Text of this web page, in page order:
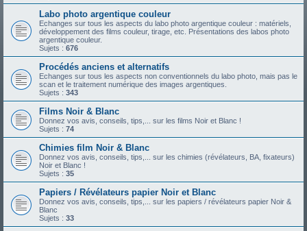
Labo photo argentique couleur
Echanges sur tous les aspects du labo photo argentique couleur : matériels,
développement des films couleur, tirage, etc. Présentations des labos photo
argentique couleur.
Sujets : 676
Procédés anciens et alternatifs
Echanges sur tous les aspects non conventionnels du labo photo, mais pas le
scan et le traitement numérique des images argentiques.
Sujets : 343
Films Noir & Blanc
Donnez vos avis, conseils, tips,... sur les films Noir et Blanc !
Sujets : 74
Chimies film Noir & Blanc
Donnez vos avis, conseils, tips,... sur les chimies (révélateurs, BA, fixateurs)
Noir et Blanc !
Sujets : 35
Papiers / Révélateurs papier Noir et Blanc
Donnez vos avis, conseils, tips,... sur les papiers / révélateurs papier Noir &
Blanc
Sujets : 33